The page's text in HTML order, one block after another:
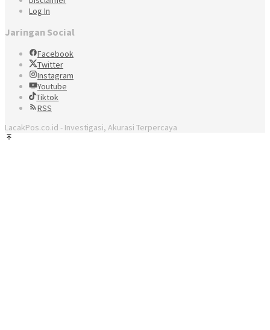
Log In
Jaringan Social
Facebook
Twitter
Instagram
Youtube
Tiktok
RSS
LacakPos.co.id - Investigasi, Akurasi Terpercaya